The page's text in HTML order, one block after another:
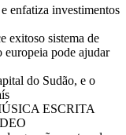
enfatiza investimentos
exitoso sistema de
europeia pode ajudar
do Sudão, e o
ESCRITA